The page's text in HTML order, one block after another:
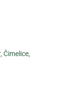
Čimelice,